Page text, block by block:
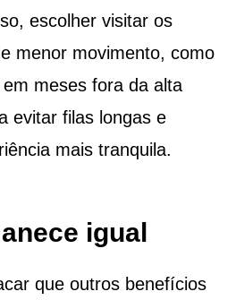
escolher visitar os
menor movimento, como
meses fora da alta
evitar filas longas e
mais tranquila.
igual
que outros benefícios